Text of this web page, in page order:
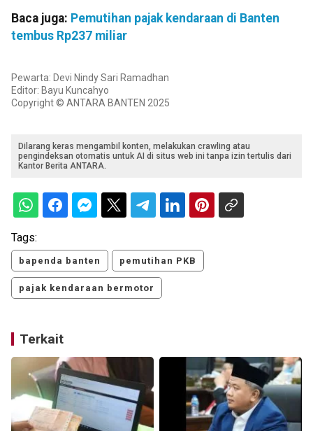
Baca juga: Pemutihan pajak kendaraan di Banten
tembus Rp237 miliar
Pewarta: Devi Nindy Sari Ramadhan
Editor: Bayu Kuncahyo
Copyright © ANTARA BANTEN 2025
Dilarang keras mengambil konten, melakukan crawling atau
pengindeksan otomatis untuk AI di situs web ini tanpa izin tertulis dari
Kantor Berita ANTARA.
Tags:
bapenda banten pemutihan PKB
pajak kendaraan bermotor
Terkait